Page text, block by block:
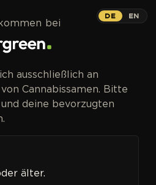
DE EN
bei
ausschließlich an
Cannabissamen. Bitte
deine bevorzugten
älter.